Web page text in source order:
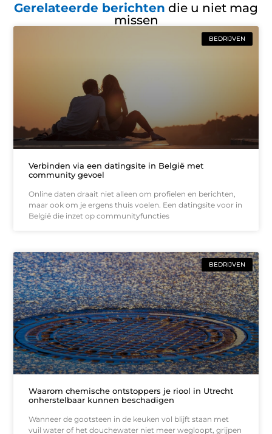
Gerelateerde berichten die u niet mag
missen
BEDRIJVEN
Verbinden via een datingsite in België met
community gevoel
Online daten draait niet alleen om profielen en berichten,
maar ook om je ergens thuis voelen. Een datingsite voor in
België die inzet op communityfuncties
BEDRIJVEN
Waarom chemische ontstoppers je riool in Utrecht
onherstelbaar kunnen beschadigen
Wanneer de gootsteen in de keuken vol blijft staan met
vuil water of het douchewater niet meer wegloopt, grijpen